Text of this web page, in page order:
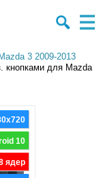
Mazda 3 2009-2013
кнопками для Mazda
10
ядер